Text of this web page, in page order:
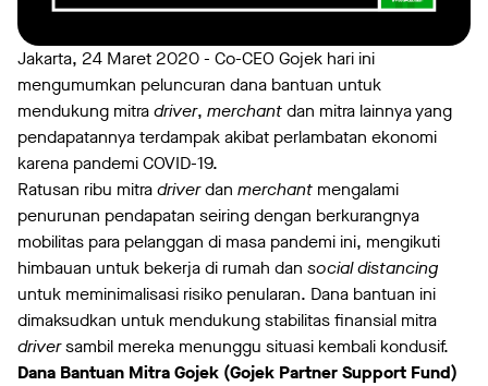
Jakarta, 24 Maret 2020 - Co-CEO Gojek hari ini
mengumumkan peluncuran dana bantuan untuk
mendukung mitradriver, merchantdan mitra lainnya yang
pendapatannya terdampak akibat perlambatan ekonomi
karena pandemi COVID-19.
Ratusan ribu mitradriverdan merchant mengalami
penurunan pendapatan seiring dengan berkurangnya
mobilitas para pelanggan di masa pandemi ini, mengikuti
himbauan untuk bekerja di rumah dan social distancing
untuk meminimalisasi risiko penularan. Dana bantuan ini
dimaksudkan untuk mendukung stabilitas finansial mitra
driversambil mereka menunggu situasi kembali kondusif.
Dana Bantuan Mitra Gojek (Gojek Partner Support Fund)